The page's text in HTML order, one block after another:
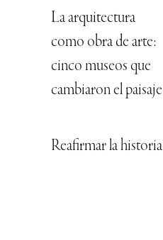
La arquitectura
como obra de arte:
cinco museos que
cambiaron el paisaje
Reafirmar la historia